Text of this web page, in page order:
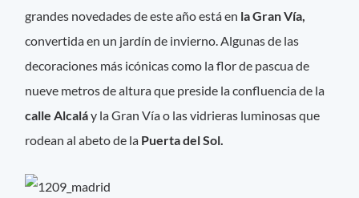
grandes novedades de este año está en la Gran Vía,
convertida en un jardín de invierno. Algunas de las
decoraciones más icónicas como la flor de pascua de
nueve metros de altura que preside la confluencia de la
calle Alcaláy la Gran Vía o las vidrieras luminosas que
rodean al abeto de la Puerta del Sol.